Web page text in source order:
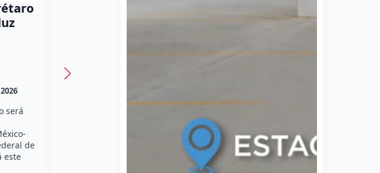
será
de
este
luz! Tzibanzá pide
Habitantes de la comunidad de
urgente a la Comisión Federal de
Electricidad (CFE) para atender la
UAQ y AMEQ evalúan
ajustes en el transporte
la comunidad
Movilidad del Estado de Querétaro
(AMEQ) analizaron alternativas
para ampliar la cobertura del